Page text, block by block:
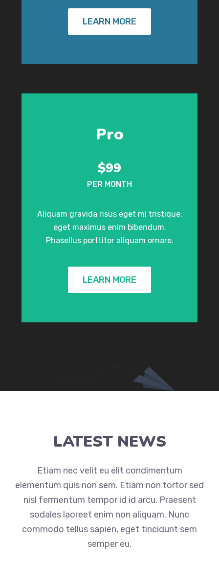
LEARN MORE
Pro
$99
PER MONTH
Aliquam gravida risus eget mi tristique,
eget maximus enim bibendum.
Phasellus porttitor aliquam ornare.
LEARN MORE
LATEST NEWS
Etiam nec velit eu elit condimentum
elementum quis non sem. Etiam non tortor sed
nisl fermentum tempor id id arcu. Praesent
sodales laoreet enim non aliquam. Nunc
commodo tellus sapien, eget tincidunt sem
semper eu.